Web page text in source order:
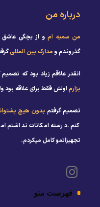
درباره من
من سمیه امو از بچگی عاشق
گذروندم و مدارک بین المللی
انقدر علاقم زیاد بود که تصمیم
بزارم اولش فقط برای علاقه بود
تصمیم گرفتم بدون هیچ
کنم .درسته امکانات نداشتم
تجهیزاتمو کامل میکردم.
فهرست منو